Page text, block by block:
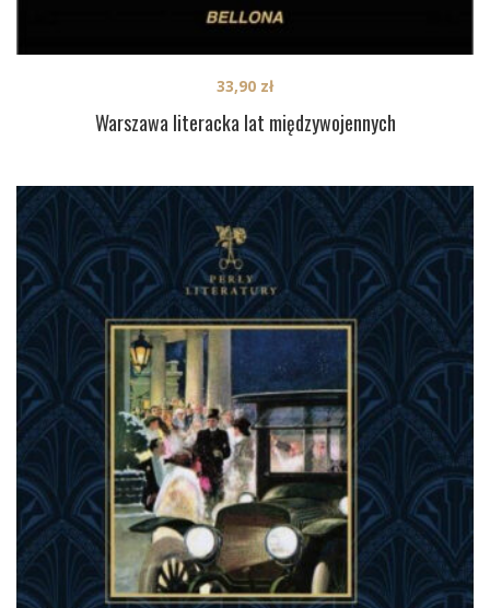
Warszawa literacka lat międzywojennych
33,90 zł